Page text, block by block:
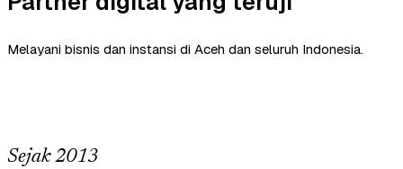
Melayani bisnis dan instansi di Aceh dan seluruh Indonesia.
Sejak 2013